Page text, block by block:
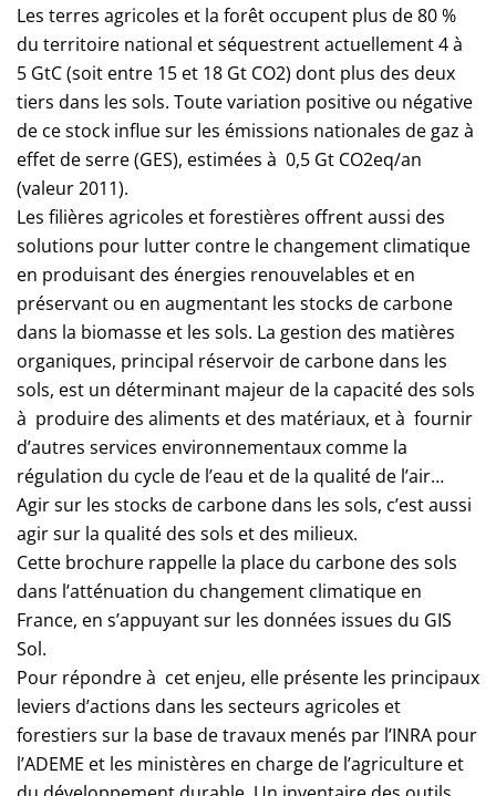
Les terres agricoles et la forêt occupent plus de 80 %
du territoire national et séquestrent actuellement 4 à
5 GtC (soit entre 15 et 18 Gt CO2) dont plus des deux
tiers dans les sols. Toute variation positive ou négative
de ce stock influe sur les émissions nationales de gaz à
effet de serre (GES), estimées à 0,5 Gt CO2eq/an
(valeur 2011).
Les filières agricoles et forestières offrent aussi des
solutions pour lutter contre le changement climatique
en produisant des énergies renouvelables et en
préservant ou en augmentant les stocks de carbone
dans la biomasse et les sols. La gestion des matières
organiques, principal réservoir de carbone dans les
sols, est un déterminant majeur de la capacité des sols
à produire des aliments et des matériaux, et à fournir
d’autres services environnementaux comme la
régulation du cycle de l’eau et de la qualité de l’air…
Agir sur les stocks de carbone dans les sols, c’est aussi
agir sur la qualité des sols et des milieux.
Cette brochure rappelle la place du carbone des sols
dans l’atténuation du changement climatique en
France, en s’appuyant sur les données issues du GIS
Sol.
Pour répondre à cet enjeu, elle présente les principaux
leviers d’actions dans les secteurs agricoles et
forestiers sur la base de travaux menés par l’INRA pour
l’ADEME et les ministères en charge de l’agriculture et